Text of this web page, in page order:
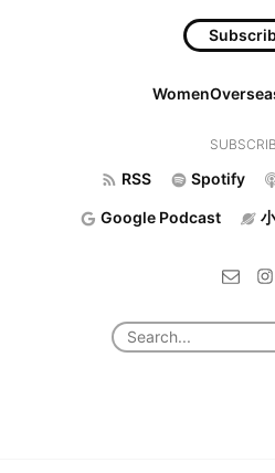
RSS Spotify
Google Podcast